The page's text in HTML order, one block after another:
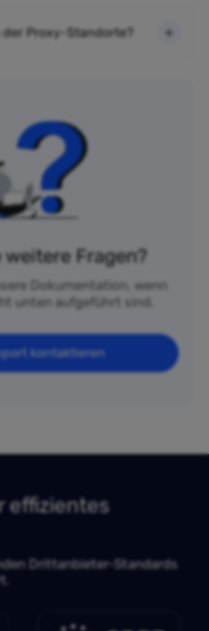
der Proxy-Standorte?
weitere Fragen?
Dokumentation, wenn
unten aufgeführt sind.
kontaktieren
effizientes
Drittanbieter-Standards